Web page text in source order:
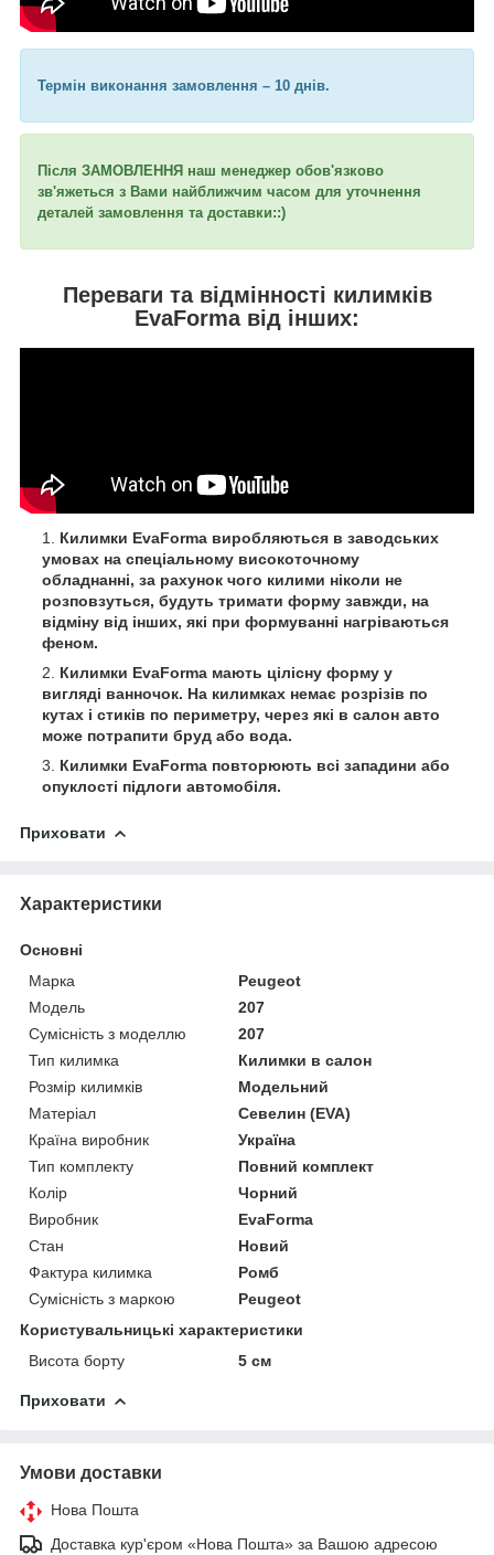
Термін виконання замовлення – 10 днів.
Після ЗАМОВЛЕННЯ наш менеджер обов'язково
зв'яжеться з Вами найближчим часом для уточнення
деталей замовлення та доставки::)
Переваги та відмінності килимків
EvaForma від інших:
Килимки EvaForma виробляються в заводських
умовах на спеціальному високоточному
обладнанні, за рахунок чого килими ніколи не
розповзуться, будуть тримати форму завжди, на
відміну від інших, які при формуванні нагріваються
феном.
Килимки EvaForma мають цілісну форму у
вигляді ванночок. На килимках немає розрізів по
кутах і стиків по периметру, через які в салон авто
може потрапити бруд або вода.
Килимки EvaForma повторюють всі западини або
опуклості підлоги автомобіля.
Приховати
Характеристики
Основні
Марка
Peugeot
Модель
207
Сумісність з моделлю
207
Тип килимка
Килимки в салон
Розмір килимків
Модельний
Матеріал
Севелин (EVA)
Країна виробник
Україна
Тип комплекту
Повний комплект
Колір
Чорний
Виробник
EvaForma
Стан
Новий
Фактура килимка
Ромб
Сумісність з маркою
Peugeot
Користувальницькі характеристики
Висота борту
5 см
Приховати
Умови доставки
Нова Пошта
Доставка кур'єром «Нова Пошта» за Вашою адресою